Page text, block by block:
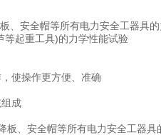
、安全帽等所有电力安全工器具
起重工具)的力学性能试验
使操作更方便、准确
成
、安全帽等所有电力安全工器具